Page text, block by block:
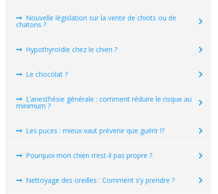
Nouvelle législation sur la vente de chiots ou de
chatons ?
Hypothyroïdie chez le chien ?
Le chocolat ?
L’anesthésie générale : comment réduire le risque au
minimum ?
Les puces : mieux vaut prévenir que guérir !?
Pourquoi mon chien n’est-il pas propre ?
Nettoyage des oreilles : Comment s’y prendre ?